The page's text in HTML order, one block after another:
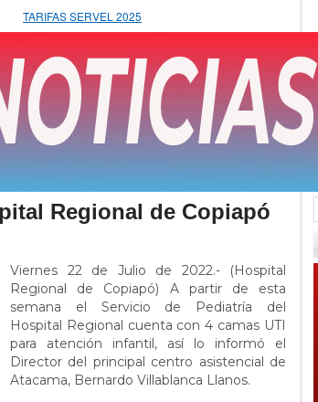
TARIFAS SERVEL 2025
Regional de Copiapó
Viernes 22 de Julio de 2022.- (Hospital
Regional de Copiapó) A partir de esta
semana el Servicio de Pediatría del
Hospital Regional cuenta con 4 camas UTI
para atención infantil, así lo informó el
Director del principal centro asistencial de
Atacama, Bernardo Villablanca Llanos.